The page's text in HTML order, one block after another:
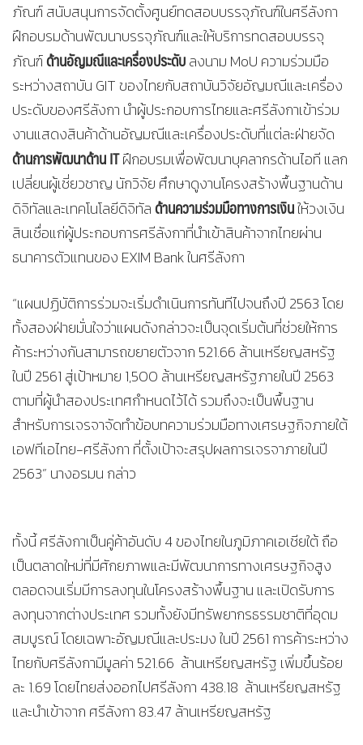
ภัณฑ์ สนับสนุนการจัดตั้งศูนย์ทดสอบบรรจุภัณฑ์ในศรีลังกา
ฝึกอบรมด้านพัฒนาบรรจุภัณฑ์และให้บริการทดสอบบรรจุ
ภัณฑ์ด้านอัญมณีและเครื่องประดับลงนาม MoU ความร่วมมือ
ระหว่างสถาบัน GIT ของไทยกับสถาบันวิจัยอัญมณีและเครื่อง
ประดับของศรีลังกา นำผู้ประกอบการไทยและศรีลังกาเข้าร่วม
งานแสดงสินค้าด้านอัญมณีและเครื่องประดับที่แต่ละฝ่ายจัด
ด้านการพัฒนาด้านITฝึกอบรมเพื่อพัฒนาบุคลากรด้านไอที แลก
เปลี่ยนผู้เชี่ยวชาญ นักวิจัย ศึกษาดูงานโครงสร้างพื้นฐานด้าน
ดิจิทัลและเทคโนโลยีดิจิทัลด้านความร่วมมือทางการเงินให้วงเงิน
สินเชื่อแก่ผู้ประกอบการศรีลังกาที่นำเข้าสินค้าจากไทยผ่าน
ธนาคารตัวแทนของ EXIM Bank ในศรีลังกา
“แผนปฏิบัติการร่วมจะเริ่มดำเนินการทันทีไปจนถึงปี 2563 โดย
ทั้งสองฝ่ายมั่นใจว่าแผนดังกล่าวจะเป็นจุดเริ่มต้นที่ช่วยให้การ
ค้าระหว่างกันสามารถขยายตัวจาก 521.66 ล้านเหรียญสหรัฐ
ในปี 2561 สู่เป้าหมาย 1,500 ล้านเหรียญสหรัฐภายในปี 2563
ตามที่ผู้นำสองประเทศกำหนดไว้ได้ รวมถึงจะเป็นพื้นฐาน
สำหรับการเจรจาจัดทำข้อบทความร่วมมือทางเศรษฐกิจภายใต้
เอฟทีเอไทย-ศรีลังกา ที่ตั้งเป้าจะสรุปผลการเจรจาภายในปี
2563” นางอรมน กล่าว
ทั้งนี้ ศรีลังกาเป็นคู่ค้าอันดับ 4 ของไทยในภูมิภาคเอเชียใต้ ถือ
เป็นตลาดใหม่ที่มีศักยภาพและมีพัฒนาการทางเศรษฐกิจสูง
ตลอดจนเริ่มมีการลงทุนในโครงสร้างพื้นฐาน และเปิดรับการ
ลงทุนจากต่างประเทศ รวมทั้งยังมีทรัพยากรธรรมชาติที่อุดม
สมบูรณ์ โดยเฉพาะอัญมณีและประมง ในปี 2561 การค้าระหว่าง
ไทยกับศรีลังกามีมูลค่า 521.66 ล้านเหรียญสหรัฐ เพิ่มขึ้นร้อย
ละ 1.69 โดยไทยส่งออกไปศรีลังกา 438.18 ล้านเหรียญสหรัฐ
และนำเข้าจาก ศรีลังกา 83.47 ล้านเหรียญสหรัฐ